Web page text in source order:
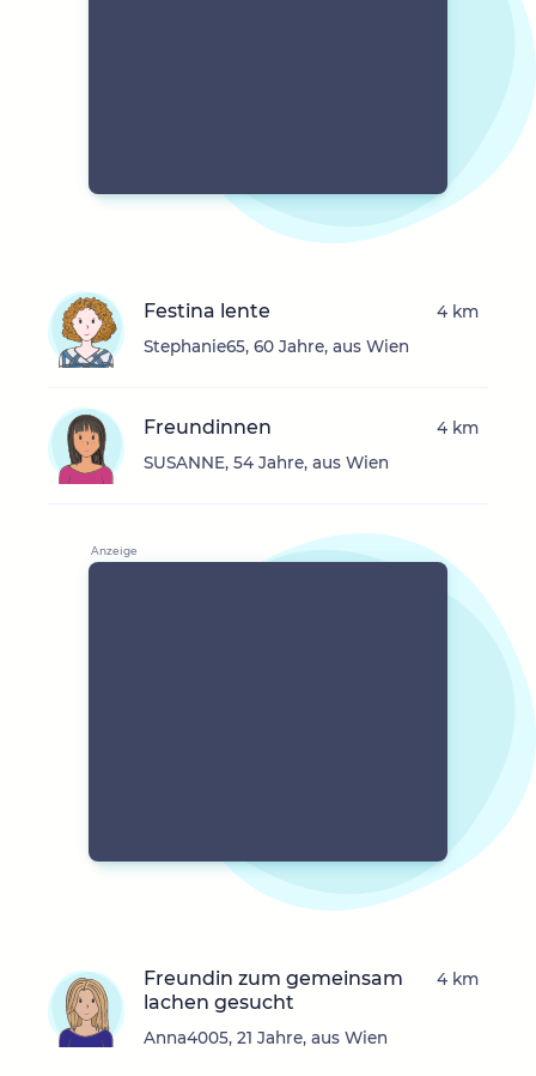
Festina lente
Stephanie65, 60 Jahre, aus Wien
4 km
Freundinnen
SUSANNE, 54 Jahre, aus Wien
4 km
Freundin zum gemeinsam
lachen gesucht
Anna4005, 21 Jahre, aus Wien
4 km